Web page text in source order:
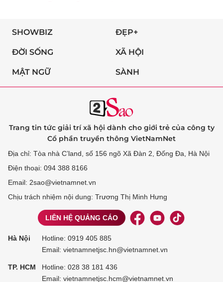
SHOWBIZ ĐẸP+
ĐỜI SỐNG XÃ HỘI
MẬT NGỮ SÀNH
Trang tin tức giải trí xã hội dành cho giới trẻ của công ty
Cổ phần truyền thông VietNamNet
Địa chỉ: Tòa nhà C’land, số 156 ngõ Xã Đàn 2, Đống Đa, Hà Nội
Điện thoại: 094 388 8166
Email: 2sao@vietnamnet.vn
Chịu trách nhiệm nội dung: Trương Thị Minh Hưng
LIÊN HỆ QUẢNG CÁO
Hà Nội Hotline: 0919 405 885
Email: vietnamnetjsc.hn@vietnamnet.vn
TP. HCM Hotline: 028 38 181 436
Email: vietnamnetjsc.hcm@vietnamnet.vn